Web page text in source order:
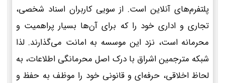
پلتفرم‌های آنلاین است. از سویی کاربران اسناد شخصی،
تجاری و اداری خود را که برای آن‌ها بسیار پراهمیت و
محرمانه است، نزد این موسسه به امانت می‌گذارند. لذا
شبکه مترجمین اشراق با درک اصل محرمانگی اطلاعات، به
لحاظ اخلاقی، حرفه‌ای و قانونی خود را موظف به حفظ و